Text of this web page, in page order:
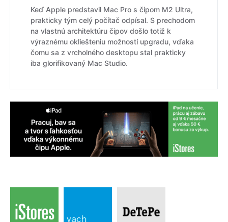
Keď Apple predstavil Mac Pro s čipom M2 Ultra,
prakticky tým celý počítač odpísal. S prechodom
na vlastnú architektúru čipov došlo totiž k
výraznému okliešteniu možností upgradu, vďaka
čomu sa z vrcholného desktopu stal prakticky
iba glorifikovaný Mac Studio.